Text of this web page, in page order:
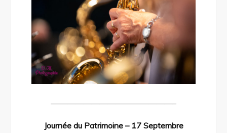
———————————————–
Journée du Patrimoine – 17 Septembre